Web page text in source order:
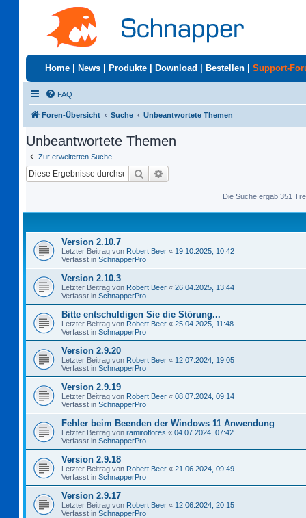
Home News Produkte Download Bestellen Support-
FAQ
Foren-Übersicht Suche Unbeantwortete Themen
Unbeantwortete Themen
Zur erweiterten Suche
Suche
Die Suche ergab 351
Version 2.10.7
Letzter Beitrag von Robert Beer « 19.10.2025, 10:42
Verfasst in SchnapperPro
Version 2.10.3
Letzter Beitrag von Robert Beer « 26.04.2025, 13:44
Verfasst in SchnapperPro
Bitte entschuldigen Sie die Störung...
Letzter Beitrag von Robert Beer « 25.04.2025, 11:48
Verfasst in SchnapperPro
Version 2.9.20
Letzter Beitrag von Robert Beer « 12.07.2024, 19:05
Verfasst in SchnapperPro
Version 2.9.19
Letzter Beitrag von Robert Beer « 08.07.2024, 09:14
Verfasst in SchnapperPro
Fehler beim Beenden der Windows 11 Anwendung
Letzter Beitrag von ramiroflores « 04.07.2024, 07:42
Verfasst in SchnapperPro
Version 2.9.18
Letzter Beitrag von Robert Beer « 21.06.2024, 09:49
Verfasst in SchnapperPro
Version 2.9.17
Letzter Beitrag von Robert Beer « 12.06.2024, 20:15
Verfasst in SchnapperPro